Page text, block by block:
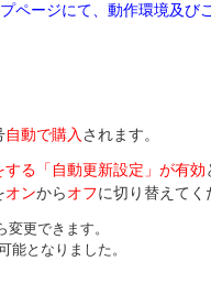
ページにて、動作環境及び
自動で購入 されます。
る「自動更新設定」が有効
オンからオフに切り替えてく
更できます。
能となりました。